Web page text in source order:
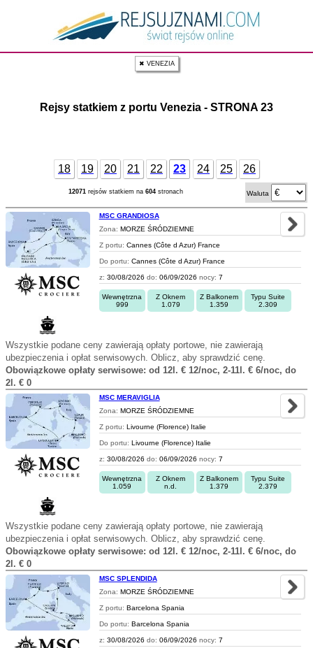
✖ VENEZIA
Rejsy statkiem z portu Venezia - STRONA 23
18 19 20 21 22 23 24 25 26
12071rejsów statkiem na 604stronach Waluta
MSC GRANDIOSA
Zona: MORZE ŚRÓDZIEMNE
Z portu: Cannes (Côte d Azur) France
Do portu: Cannes (Côte d Azur) France
z: 30/08/2026 do: 06/09/2026 nocy: 7
Wewnętrzna
999
Z Oknem
1.079
Z Balkonem
1.359
Typu Suite
2.309
Wszystkie podane ceny zawierają opłaty portowe, nie zawierają
ubezpieczenia i opłat serwisowych. Oblicz, aby sprawdzić cenę.
Obowiązkowe opłaty serwisowe: od 12l. € 12/noc, 2-11l. € 6/noc, do
2l. € 0
MSC MERAVIGLIA
Zona: MORZE ŚRÓDZIEMNE
Z portu: Livourne (Florence) Italie
Do portu: Livourne (Florence) Italie
z: 30/08/2026 do: 06/09/2026 nocy: 7
Wewnętrzna
1.059
Z Oknem
n.d.
Z Balkonem
1.379
Typu Suite
2.379
Wszystkie podane ceny zawierają opłaty portowe, nie zawierają
ubezpieczenia i opłat serwisowych. Oblicz, aby sprawdzić cenę.
Obowiązkowe opłaty serwisowe: od 12l. € 12/noc, 2-11l. € 6/noc, do
2l. € 0
MSC SPLENDIDA
Zona: MORZE ŚRÓDZIEMNE
Z portu: Barcelona Spania
Do portu: Barcelona Spania
z: 30/08/2026 do: 06/09/2026 nocy: 7